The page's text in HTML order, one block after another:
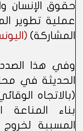
حقوق الإنسان
عملية تطوير
المشاركة)
وفي هذا الصدد
الحديثة في
(بالاتجاه
بناء المناعة
المسببة